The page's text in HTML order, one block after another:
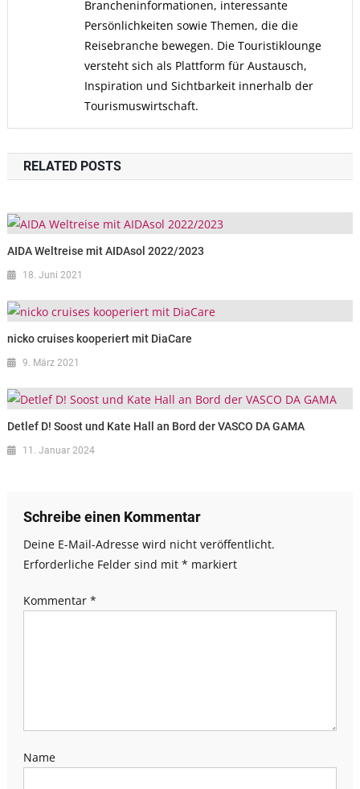
Brancheninformationen, interessante
Persönlichkeiten sowie Themen, die die
Reisebranche bewegen. Die Touristiklounge
versteht sich als Plattform für Austausch,
Inspiration und Sichtbarkeit innerhalb der
Tourismuswirtschaft.
RELATED POSTS
AIDA Weltreise mit AIDAsol 2022/2023
18. Juni 2021
nicko cruises kooperiert mit DiaCare
9. März 2021
Detlef D! Soost und Kate Hall an Bord der VASCO DA GAMA
11. Januar 2024
Schreibe einen Kommentar
Deine E-Mail-Adresse wird nicht veröffentlicht.
Erforderliche Felder sind mit * markiert
Kommentar *
Name